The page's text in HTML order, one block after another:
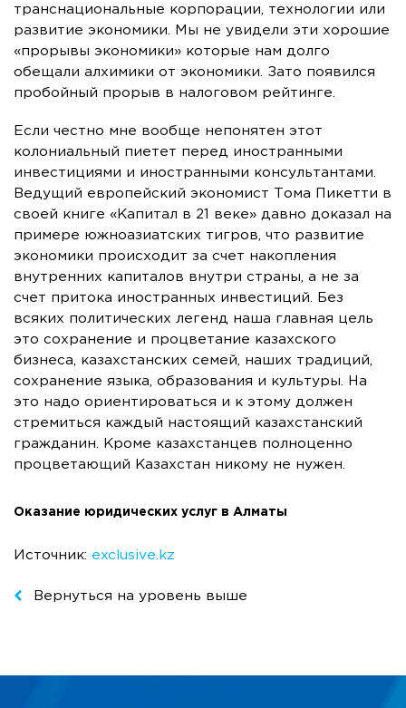
транснациональные корпорации, технологии или
развитие экономики. Мы не увидели эти хорошие
«прорывы экономики» которые нам долго
обещали алхимики от экономики. Зато появился
пробойный прорыв в налоговом рейтинге.
Если честно мне вообще непонятен этот
колониальный пиетет перед иностранными
инвестициями и иностранными консультантами.
Ведущий европейский экономист Тома Пикетти в
своей книге «Капитал в 21 веке» давно доказал на
примере южноазиатских тигров, что развитие
экономики происходит за счет накопления
внутренних капиталов внутри страны, а не за
счет притока иностранных инвестиций. Без
всяких политических легенд наша главная цель
это сохранение и процветание казахского
бизнеса, казахстанских семей, наших традиций,
сохранение языка, образования и культуры. На
это надо ориентироваться и к этому должен
стремиться каждый настоящий казахстанский
гражданин. Кроме казахстанцев полноценно
процветающий Казахстан никому не нужен.
Оказание юридических услуг в Алматы
Источник: exclusive.kz
Вернуться на уровень выше